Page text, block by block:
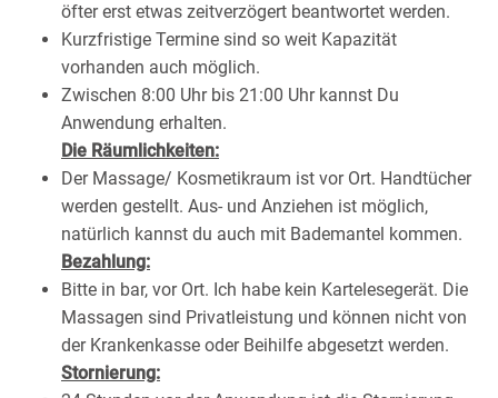
öfter erst etwas zeitverzögert beantwortet werden.
Kurzfristige Termine sind so weit Kapazität
vorhanden auch möglich.
Zwischen 8:00 Uhr bis 21:00 Uhr kannst Du
Anwendung erhalten.
Die Räumlichkeiten:
Der Massage/ Kosmetikraum ist vor Ort. Handtücher
werden gestellt. Aus- und Anziehen ist möglich,
natürlich kannst du auch mit Bademantel kommen.
Bezahlung:
Bitte in bar, vor Ort. Ich habe kein Kartelesegerät. Die
Massagen sind Privatleistung und können nicht von
der Krankenkasse oder Beihilfe abgesetzt werden.
Stornierung: